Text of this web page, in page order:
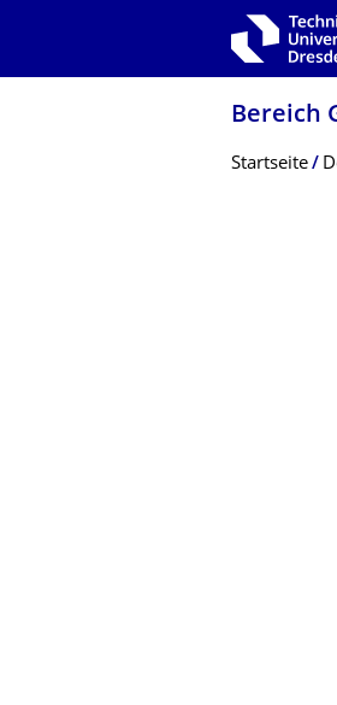
Zur Hauptnavigation springen
Bereich
Startseite